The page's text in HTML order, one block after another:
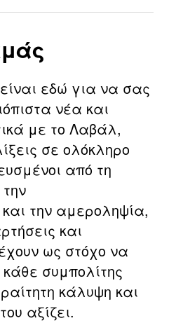
εδώ για να σας
νέα και
με τo Λαβάλ,
σε ολόκληρο
από τη
και την αμεροληψία,
και
ως στόχο να
συμπολίτης
κάλυψη και
αξίζει.